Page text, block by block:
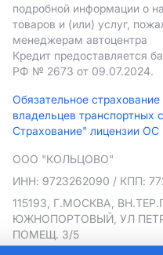
подробной информации о
товаров и (или) услуг,
менеджерам автоцентра
Кредит предоставляется
РФ № 2673 от 09.07.2024.
Обязательное
владельцев
Страхование" лицензии
ООО "КОЛЬЦОВО"
ИНН: 9723262090 / КПП:
115193, Г.МОСКВА,
ЮЖНОПОРТОВЫЙ, УЛ
ПОМЕЩ. 3/5